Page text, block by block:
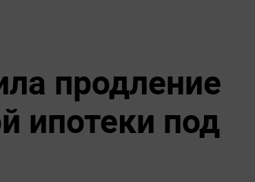
продление
ипотеки под